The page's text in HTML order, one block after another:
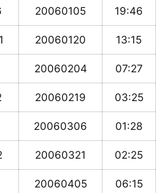
20060105 19:46
20060120 13:15
20060204 07:27
20060219 03:25
20060306 01:28
20060321 02:25
20060405 06:15